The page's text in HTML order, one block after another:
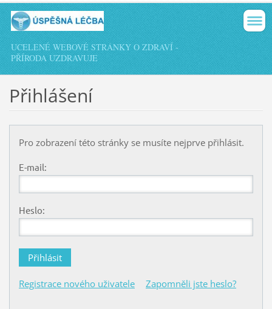
UCELENÉ WEBOVÉ STRÁNKY O ZDRAVÍ -
PŘÍRODA UZDRAVUJE
Přihlášení
Pro zobrazení této stránky se musíte nejprve přihlásit.
E-mail:
Heslo:
Registrace nového uživatele Zapomněli jste heslo?